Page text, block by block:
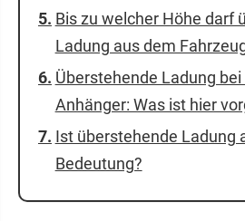
Bis zu welcher Höhe darf
Ladung aus dem
Überstehende Ladung
Anhänger: Was ist hier
Ist überstehende Ladung
Bedeutung?